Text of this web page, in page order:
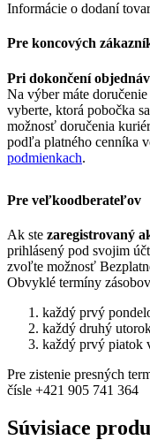
Informácie o dodaní
Pre koncových
Pri dokončení
Na výber máte
vyberte, ktorá pobočka
možnosť doručenia
podľa platného cenníka
podmienkach.
Pre veľkoodberateľov
Ak ste zaregistrovaný
prihlásený pod svojim
zvoľte možnosť
Obvyklé termíny
každý prvý
každý druhý
každý prvý piatok
Pre zistenie presných
čísle +421 905 741 364
Súvisiace